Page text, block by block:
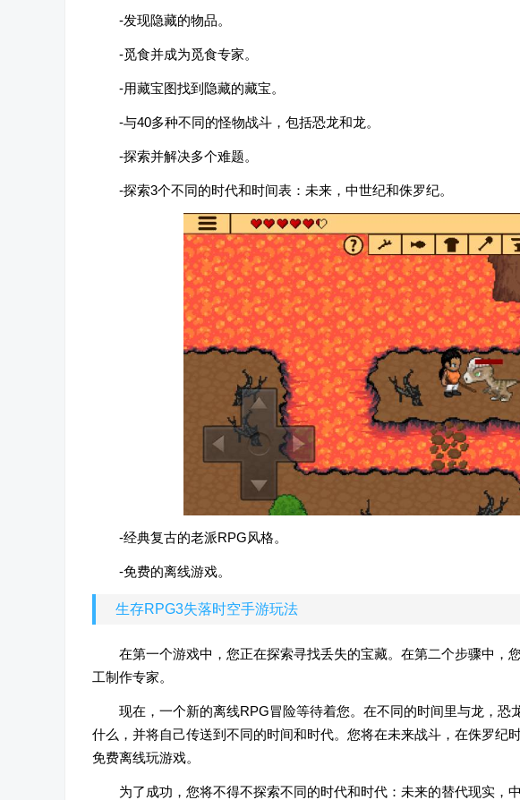
-发现隐藏的物品。
-觅食并成为觅食专家。
-用藏宝图找到隐藏的藏宝。
-与40多种不同的怪物战斗，包括恐龙和龙。
-探索并解决多个难题。
-探索3个不同的时代和时间表：未来，中世纪和侏罗纪。
-经典复古的老派RPG风格。
-免费的离线游戏。
生存RPG3失落时空手游玩法
在第一个游戏中，您正在探索寻找丢失的宝藏。在第二个步骤中，
工制作专家。
现在，一个新的离线RPG冒险等待着您。在不同的时间里与龙，恐
什么，并将自己传送到不同的时间和时代。您将在未来战斗，在侏罗纪
免费离线玩游戏。
为了成功，您将不得不探索不同的时代和时代：未来的替代现实，